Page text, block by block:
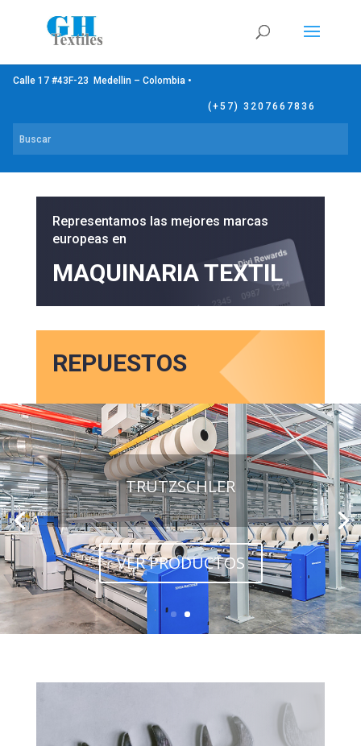
Calle 17 #43F-23 Medellin – Colombia •
(+57) 3207667836
Representamos las mejores marcas
europeas en
MAQUINARIA TEXTIL
REPUESTOS
TRUTZSCHLER
VER PRODUCTOS